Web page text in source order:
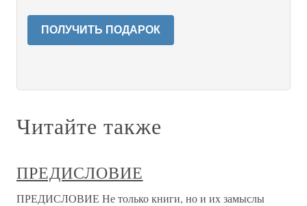
ПОЛУЧИТЬ ПОДАРОК
Читайте также
ПРЕДИСЛОВИЕ
ПРЕДИСЛОВИЕ Не только книги, но и их замыслы